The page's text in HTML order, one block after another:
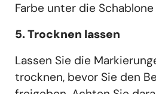
Farbe unter die
5. Trocknen lassen
Lassen Sie die
trocknen, bevor Sie den